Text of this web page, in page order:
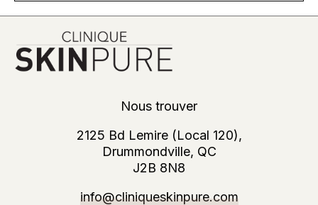
Nous trouver
2125 Bd Lemire (Local 120),
Drummondville, QC
J2B 8N8
info@cliniqueskinpure.com